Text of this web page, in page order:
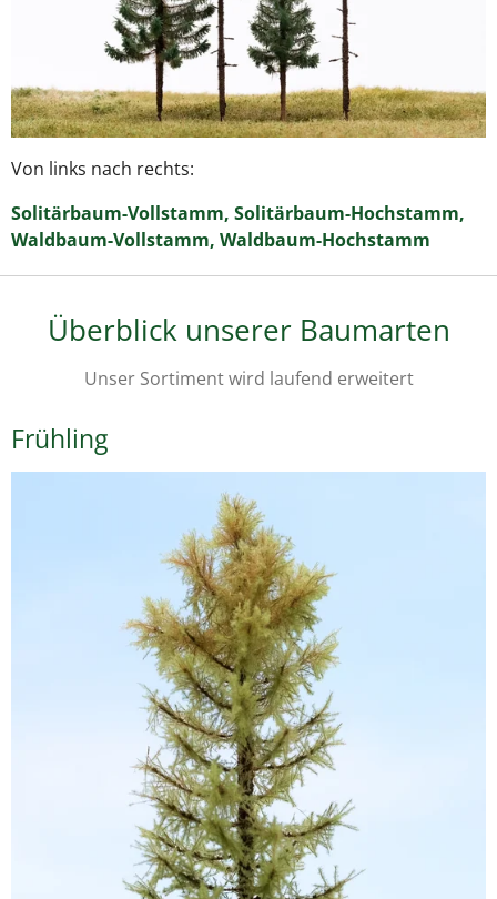
Von links nach rechts:
Solitärbaum-Vollstamm, Solitärbaum-Hochstamm,
Waldbaum-Vollstamm, Waldbaum-Hochstamm
Überblick unserer Baumarten
Unser Sortiment wird laufend erweitert
Frühling